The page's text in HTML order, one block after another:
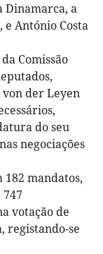
a
António Costa
Comissão
von der Leyen
do seu
negociações
182 mandatos,
747
votação de
registando-se